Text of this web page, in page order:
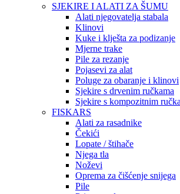
SJEKIRE I ALATI ZA ŠUMU
Alati njegovatelja stabala
Klinovi
Kuke i klješta za podizanje
Mjerne trake
Pile za rezanje
Pojasevi za alat
Poluge za obaranje i klinovi
Sjekire s drvenim ručkama
Sjekire s kompozitnim
FISKARS
Alati za rasadnike
Čekići
Lopate / štihače
Njega tla
Noževi
Oprema za čišćenje snijega
Pile